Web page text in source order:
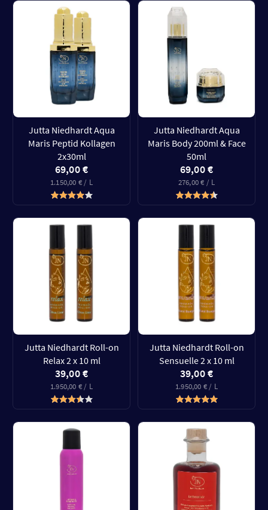
Jutta Niedhardt Aqua
Maris Peptid Kollagen
2x30ml
69,00 €
1.150,00 € / L
Jutta Niedhardt Aqua
Maris Body 200ml & Face
50ml
69,00 €
276,00 € / L
Jutta Niedhardt Roll-on
Relax 2 x 10 ml
39,00 €
1.950,00 € / L
Jutta Niedhardt Roll-on
Sensuelle 2 x 10 ml
39,00 €
1.950,00 € / L